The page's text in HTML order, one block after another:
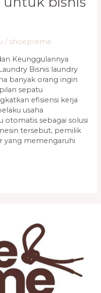
/ shoepreme
Keunggulannya
Bisnis laundry
banyak orang ingin
sepatu
efisiensi kerja
usaha
otomatis sebagai solusi
tersebut, pemilik
yang memengaruhi